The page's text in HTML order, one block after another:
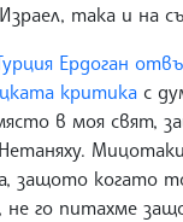
така и на
Ердоган
критика с
в моя свят,
защото когато
не го питахме